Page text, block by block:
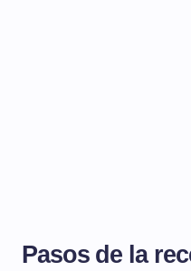
Pasos de la